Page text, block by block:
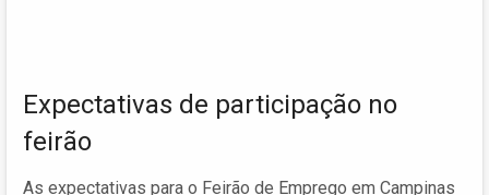
Expectativas de participação no
feirão
As expectativas para o Feirão de Emprego em Campinas